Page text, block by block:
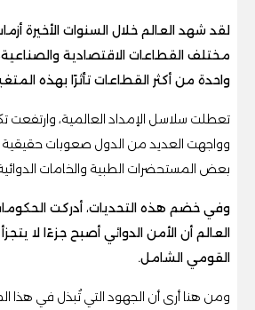
لقد شهد العالم خلال السنوات الأخيرة
مختلف القطاعات الاقتصادية
واحدة من أكثر القطاعات تأثرًا بهذه
تعطلت سلاسل الإمداد العالمية، وارتفعت
وواجهت العديد من الدول صعوبات
بعض المستحضرات الطبية والخامات الدوائية
وفي خضم هذه التحديات، أدركت
العالم أن الأمن الدوائي أصبح جزءًا لا
القومي الشامل.
ومن هنا أرى أن الجهود التي تُبذل في هذا